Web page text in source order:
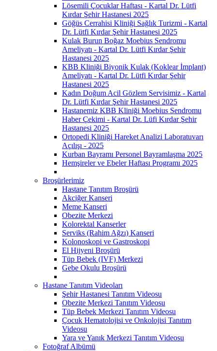
Lösemili Çocuklar Haftası - Kartal Dr. Lütfi
Kırdar Şehir Hastanesi 2025
Göğüs Cerrahisi Kliniği Sağlık Turizmi - Kartal
Dr. Lütfi Kırdar Şehir Hastanesi 2025
Kulak Burun Boğaz Moebius Sendromu
Ameliyatı - Kartal Dr. Lütfi Kırdar Şehir
Hastanesi 2025
KBB Kliniği Biyonik Kulak (Koklear İmplant)
Ameliyatı - Kartal Dr. Lütfi Kırdar Şehir
Hastanesi 2025
Kadın Doğum Acil Gözlem Servisimiz - Kartal
Dr. Lütfi Kırdar Şehir Hastanesi 2025
Hastanemiz KBB Kliniği Moebius Sendromu
Haber Çekimi - Kartal Dr. Lüfi Kırdar Şehir
Hastanesi 2025
Ortopedi Kliniği Hareket Analizi Laboratuvarı
Açılışı - 2025
Kurban Bayramı Personel Bayramlaşma 2025
Hemşireler ve Ebeler Haftası Programı 2025
Broşürlerimiz
Hastane Tanıtım Broşürü
Akciğer Kanseri
Meme Kanseri
Obezite Merkezi
Kolorektal Kanserler
Serviks (Rahim Ağzı) Kanseri
Kolonoskopi ve Gastroskopi
El Hijyeni Broşürü
Tüp Bebek (IVF) Merkezi
Gebe Okulu Broşürü
Hastane Tanıtım Videoları
Şehir Hastanesi Tanıtım Videosu
Obezite Merkezi Tanıtım Videosu
Tüp Bebek Merkezi Tanıtım Videosu
Çocuk Hematolojisi ve Onkolojisi Tanıtım
Videosu
Yara ve Yanık Merkezi Tanıtım Videosu
Fotoğraf Albümü